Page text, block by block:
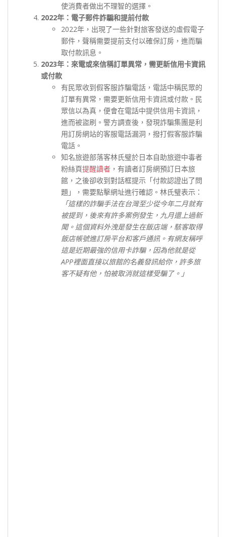
使消費者做出不理智的選擇。
2022年：電子郵件詐騙和提前付款
2022年，出現了一些針對旅客發送的虛假電子
郵件，聲稱需要提前支付以確保訂房，進而騙
取付款訊息。
2023年：來電或來信稱訂單異常，需更新信用卡資訊
或付款
有民眾收到假客服詐騙電話，電話中稱民眾的
訂單有異常，需要更新信用卡資訊或付款。民
眾信以為真，便會在電話中提供信用卡資訊，
進而被盜刷。警方調查後，發現詐騙集團是利
用訂房網站的客服電話漏洞，撥打假客服詐騙
電話。
知名旅遊部落客林氏璧於日本自助旅遊中毒者
粉絲頁提醒讀者 ，有讀者訂房網預訂日本旅
館，之後卻收到對話框提示「付款認證出了問
題」，需要點擊網址進行確認。林氏璧表示：
「這樣的詐騙手法在台灣至少從今年二月就有
被提到，後來有許多案例發生，九月還上過新
聞。這個資料外洩是發生在飯店端，駭客取得
飯店帳號進訂房平台和客戶通訊。有網友稱呼
這是近期最強的信用卡詐騙，因為他就是從
APP裡面直接以旅館的名義發訊給你，許多旅
客不疑有他，怕被取消就這樣受騙了。」